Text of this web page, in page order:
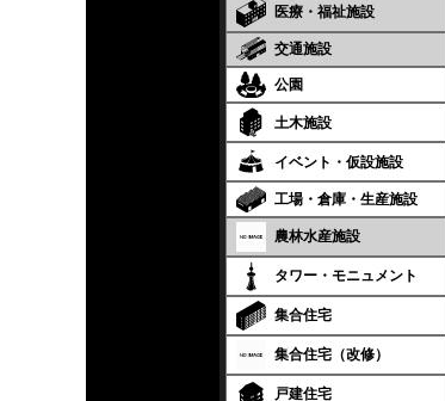
医療・福祉施設
交通施設
公園
土木施設
イベント・仮設施設
工場・倉庫・生産施設
農林水産施設
タワー・モニュメント
集合住宅
集合住宅（改修）
戸建住宅